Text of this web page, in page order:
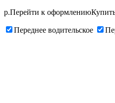
р.Перейти к оформлению
Переднее водительское